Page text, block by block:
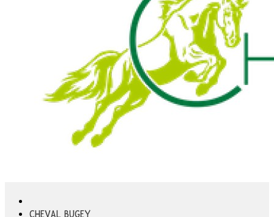
CHEVAL BUGEY